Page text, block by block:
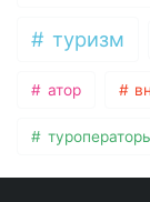
туризм
атор